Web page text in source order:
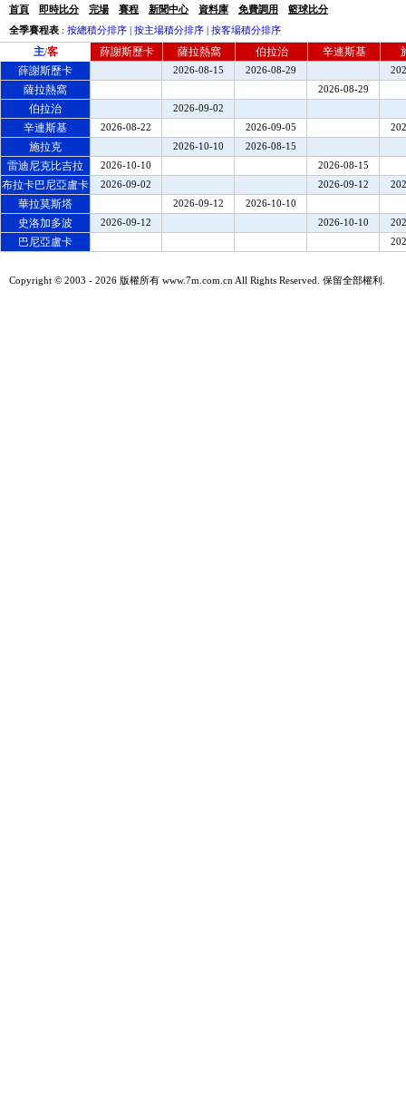
首頁 即時比分 完場 賽程 新聞中心 資料庫 免費調用
籃球比分
全季賽程表 : 按總積分排序 | 按主場積分排序 | 按客場積分排序
主/客 薛謝斯歷卡 薩拉熱窩 伯拉治 辛連斯基
薛謝斯歷卡
薩拉熱窩
伯拉治
辛連斯基
施拉克
雷迪尼克比吉拉
布拉卡巴尼亞盧卡
華拉莫斯塔
史洛加多波
巴尼亞盧卡
2026-08-15 2026-08-29
2026-08-29
2026-09-02
2026-08-22
2026-09-05
2026-10-10
2026-08-15
2026-10-10
2026-08-15
2026-09-02
2026-09-12
2026-09-12
2026-10-10
2026-09-12
2026-10-10
Copyright © 2003 - 2026 版權所有 www.7m.com.cn All Rights Reserved. 保留全部權利.